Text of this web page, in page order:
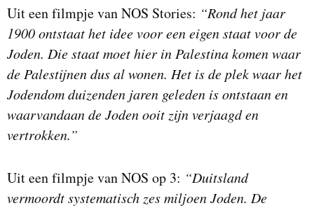
Uit een filmpje van NOS Stories: “Rond het jaar
1900 ontstaat het idee voor een eigen staat voor de
Joden. Die staat moet hier in Palestina komen waar
de Palestijnen dus al wonen. Het is de plek waar het
Jodendom duizenden jaren geleden is ontstaan en
waarvandaan de Joden ooit zijn verjaagd en
vertrokken.”
Uit een filmpje van NOS op 3: “Duitsland
vermoordt systematisch zes miljoen Joden. De